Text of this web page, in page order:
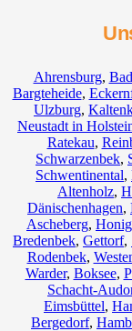
Ahrensburg,
Bargteheide,
Ulzburg,
Neustadt in
Ratekau,
Schwarzenbek,
Schwentinental,
Altenholz,
Dänischenhagen,
Ascheberg,
Bredenbek, Gettorf,
Rodenbek,
Warder, Boksee,
Schacht-
Eimsbüttel,
Bergedorf,